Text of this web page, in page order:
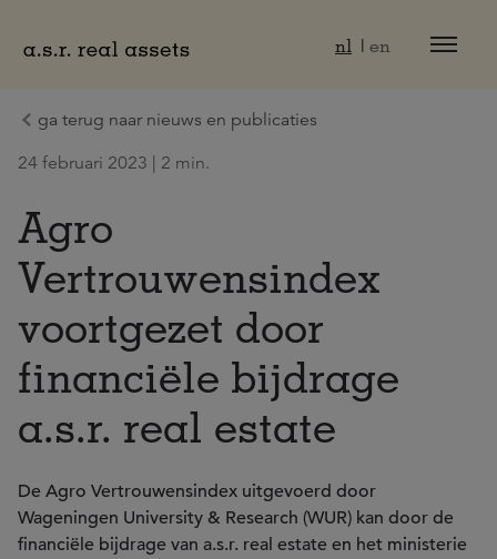
nl en
ga terug naar nieuws en publicaties
24 februari 2023 | 2 min.
Agro
Vertrouwensindex
voortgezet door
financiële bijdrage
a.s.r. real estate
De Agro Vertrouwensindex uitgevoerd door
Wageningen University & Research (WUR) kan door de
financiële bijdrage van a.s.r. real estate en het ministerie